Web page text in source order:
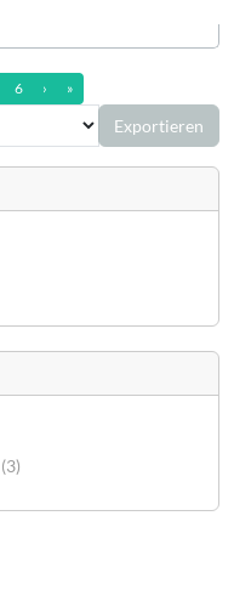
6 ›nächste Seite
»letzte Seite (13)
Exportieren
3